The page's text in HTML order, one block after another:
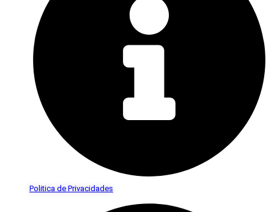
Politica de Privacidades